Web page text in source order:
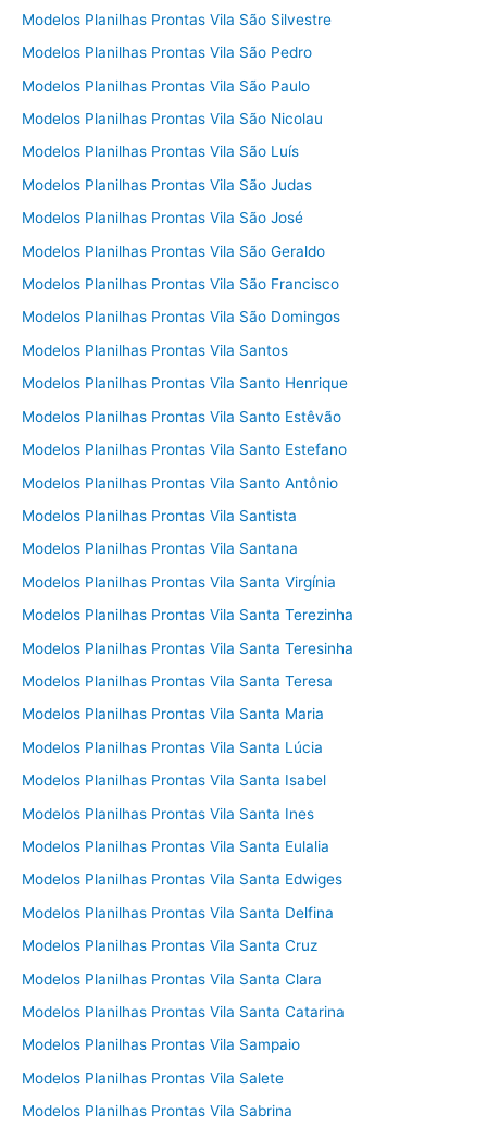
Modelos Planilhas Prontas Vila São Silvestre
Modelos Planilhas Prontas Vila São Pedro
Modelos Planilhas Prontas Vila São Paulo
Modelos Planilhas Prontas Vila São Nicolau
Modelos Planilhas Prontas Vila São Luís
Modelos Planilhas Prontas Vila São Judas
Modelos Planilhas Prontas Vila São José
Modelos Planilhas Prontas Vila São Geraldo
Modelos Planilhas Prontas Vila São Francisco
Modelos Planilhas Prontas Vila São Domingos
Modelos Planilhas Prontas Vila Santos
Modelos Planilhas Prontas Vila Santo Henrique
Modelos Planilhas Prontas Vila Santo Estêvão
Modelos Planilhas Prontas Vila Santo Estefano
Modelos Planilhas Prontas Vila Santo Antônio
Modelos Planilhas Prontas Vila Santista
Modelos Planilhas Prontas Vila Santana
Modelos Planilhas Prontas Vila Santa Virgínia
Modelos Planilhas Prontas Vila Santa Terezinha
Modelos Planilhas Prontas Vila Santa Teresinha
Modelos Planilhas Prontas Vila Santa Teresa
Modelos Planilhas Prontas Vila Santa Maria
Modelos Planilhas Prontas Vila Santa Lúcia
Modelos Planilhas Prontas Vila Santa Isabel
Modelos Planilhas Prontas Vila Santa Ines
Modelos Planilhas Prontas Vila Santa Eulalia
Modelos Planilhas Prontas Vila Santa Edwiges
Modelos Planilhas Prontas Vila Santa Delfina
Modelos Planilhas Prontas Vila Santa Cruz
Modelos Planilhas Prontas Vila Santa Clara
Modelos Planilhas Prontas Vila Santa Catarina
Modelos Planilhas Prontas Vila Sampaio
Modelos Planilhas Prontas Vila Salete
Modelos Planilhas Prontas Vila Sabrina